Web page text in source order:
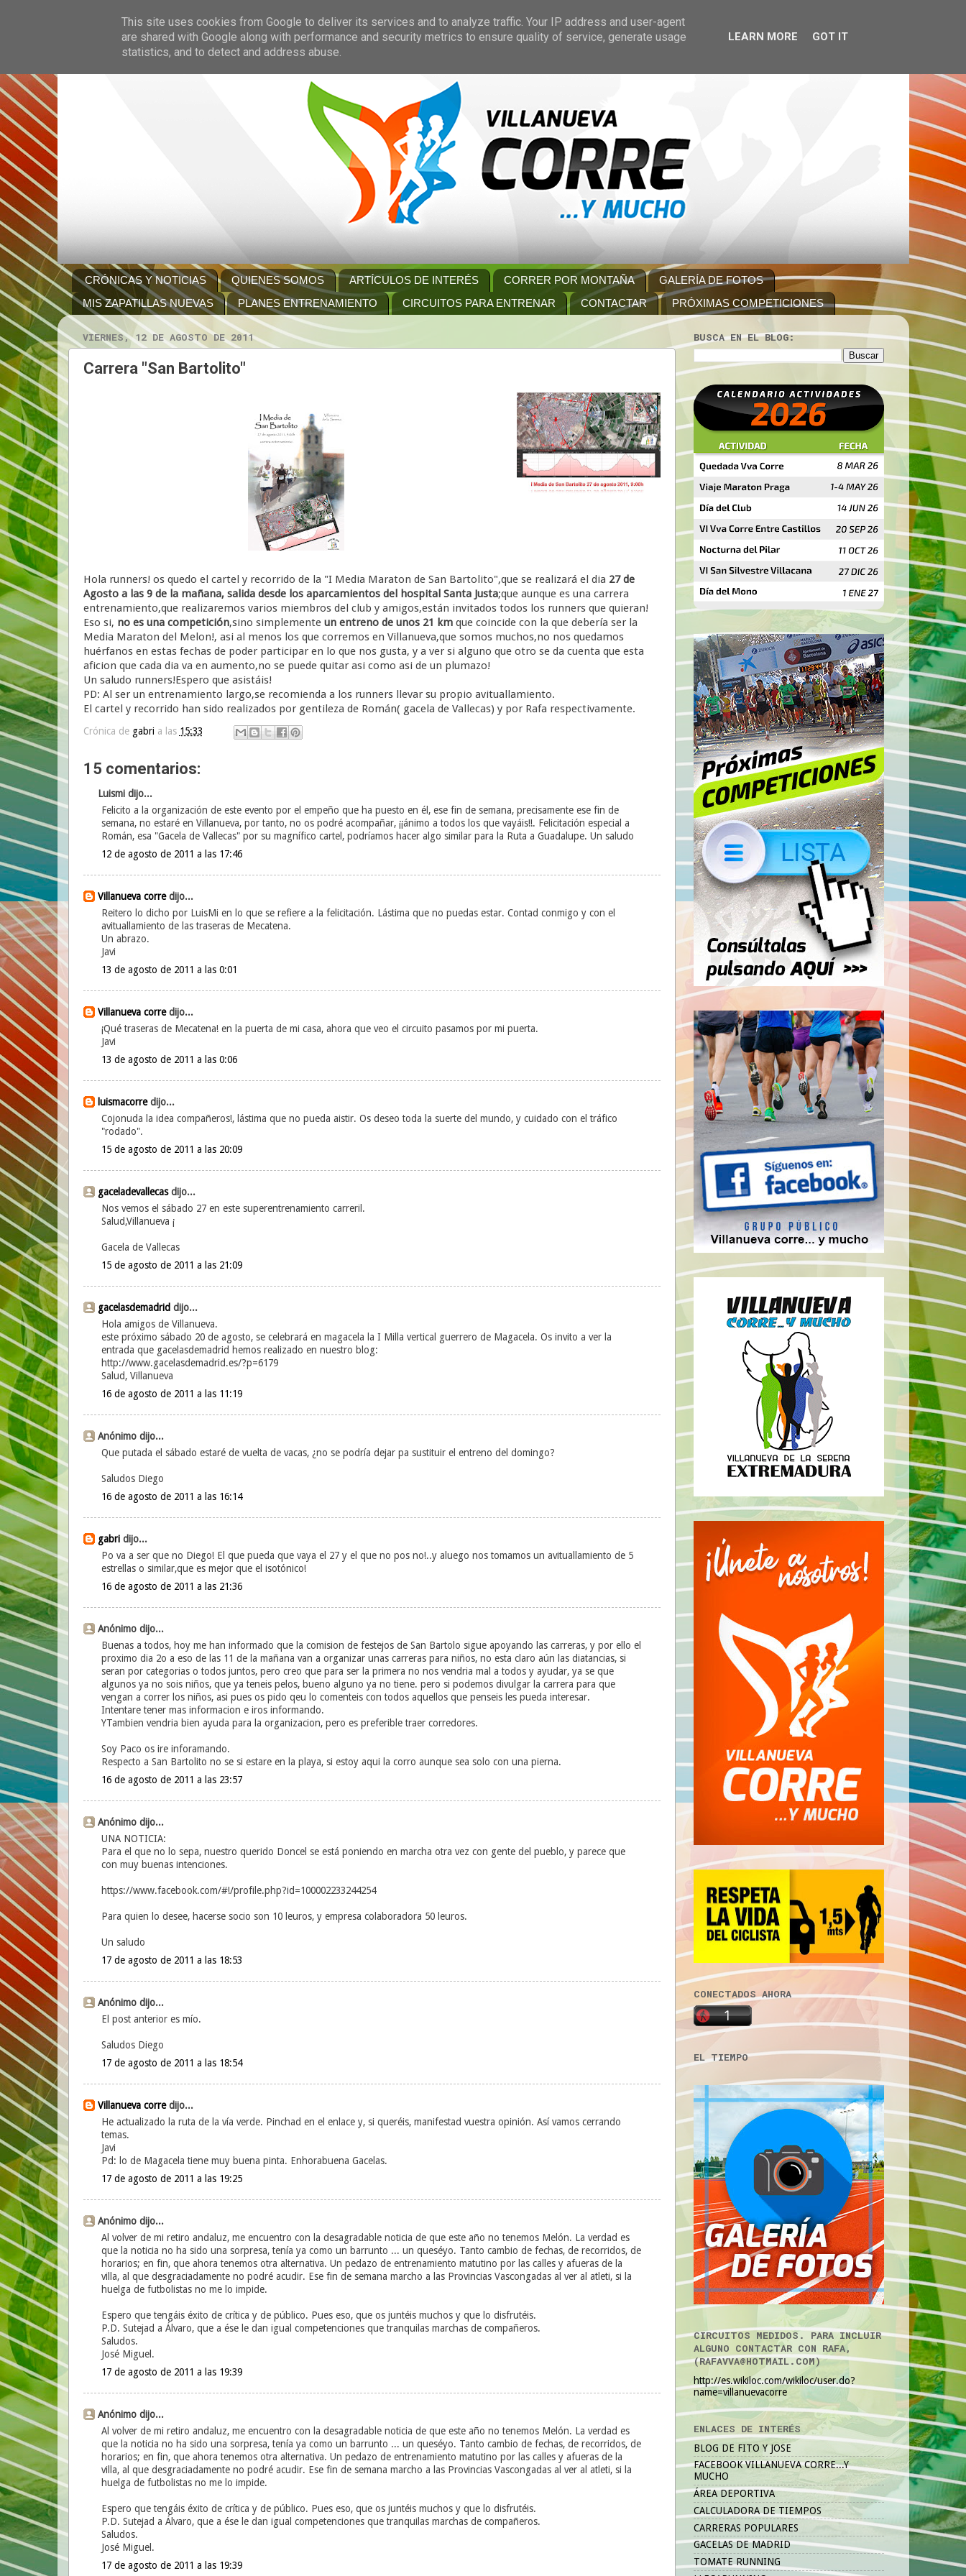
CRÓNICAS Y NOTICIAS QUIENES SOMOS ARTÍCULOS DE INTERÉS CORRER POR MONTAÑA
GALERÍA DE FOTOS
MIS ZAPATILLAS NUEVAS
PLANES ENTRENAMIENTO CIRCUITOS PARA ENTRENAR CONTACTAR PRÓXIMAS COMPETICIONES
VIERNES, 12 DE AGOSTO DE 2011
Carrera "San Bartolito"
Hola runners! os quedo el cartel y recorrido de la "I Media Maraton de San Bartolito",que se realizará el dia 27 de
Agosto a las 9 de la mañana, salida desde los aparcamientos del hospital Santa Justa;que aunque es una carrera
entrenamiento,que realizaremos varios miembros del club y amigos,están invitados todos los runners que quieran!
Eso si, no es una competición,sino simplemente un entreno de unos 21 km que coincide con la que debería ser la
Media Maraton del Melon!, asi al menos los que corremos en Villanueva,que somos muchos,no nos quedamos
huérfanos en estas fechas de poder participar en lo que nos gusta, y a ver si alguno que otro se da cuenta que esta
aficion que cada dia va en aumento,no se puede quitar asi como asi de un plumazo!
Un saludo runners!Espero que asistáis!
PD: Al ser un entrenamiento largo,se recomienda a los runners llevar su propio avituallamiento.
El cartel y recorrido han sido realizados por gentileza de Román( gacela de Vallecas) y por Rafa respectivamente.
Crónica de gabri a las 15:33
15 comentarios:
Luismi dijo...
Felicito a la organización de este evento por el empeño que ha puesto en él, ese fin de semana, precisamente ese fin de
semana, no estaré en Villanueva, por tanto, no os podré acompañar, ¡¡ánimo a todos los que vayáis!!. Felicitación especial a
Román, esa "Gacela de Vallecas" por su magnífico cartel, podríamos hacer algo similar para la Ruta a Guadalupe. Un saludo
12 de agosto de 2011 a las 17:46
Villanueva corredijo...
Reitero lo dicho por LuisMi en lo que se refiere a la felicitación. Lástima que no puedas estar. Contad conmigo y con el
avituallamiento de las traseras de Mecatena.
Un abrazo.
Javi
13 de agosto de 2011 a las 0:01
Villanueva corredijo...
¡Qué traseras de Mecatena! en la puerta de mi casa, ahora que veo el circuito pasamos por mi puerta.
Javi
13 de agosto de 2011 a las 0:06
luismacorredijo...
Cojonuda la idea compañeros!, lástima que no pueda aistir. Os deseo toda la suerte del mundo, y cuidado con el tráfico
"rodado".
15 de agosto de 2011 a las 20:09
gaceladevallecasdijo...
Nos vemos el sábado 27 en este superentrenamiento carreril.
Salud,Villanueva ¡
Gacela de Vallecas
15 de agosto de 2011 a las 21:09
gacelasdemadriddijo...
Hola amigos de Villanueva.
este próximo sábado 20 de agosto, se celebrará en magacela la I Milla vertical guerrero de Magacela. Os invito a ver la
entrada que gacelasdemadrid hemos realizado en nuestro blog:
http://www.gacelasdemadrid.es/?p=6179
Salud, Villanueva
16 de agosto de 2011 a las 11:19
Anónimo dijo...
Que putada el sábado estaré de vuelta de vacas, ¿no se podría dejar pa sustituir el entreno del domingo?
Saludos Diego
16 de agosto de 2011 a las 16:14
gabridijo...
Po va a ser que no Diego! El que pueda que vaya el 27 y el que no pos no!..y aluego nos tomamos un avituallamiento de 5
estrellas o similar,que es mejor que el isotónico!
16 de agosto de 2011 a las 21:36
Anónimo dijo...
Buenas a todos, hoy me han informado que la comision de festejos de San Bartolo sigue apoyando las carreras, y por ello el
proximo dia 2o a eso de las 11 de la mañana van a organizar unas carreras para niños, no esta claro aún las diatancias, si
seran por categorias o todos juntos, pero creo que para ser la primera no nos vendria mal a todos y ayudar, ya se que
algunos ya no sois niños, que ya teneis pelos, bueno alguno ya no tiene. pero si podemos divulgar la carrera para que
vengan a correr los niños, asi pues os pido qeu lo comenteis con todos aquellos que penseis les pueda interesar.
Intentare tener mas informacion e iros informando.
YTambien vendria bien ayuda para la organizacion, pero es preferible traer corredores.
Soy Paco os ire inforamando.
Respecto a San Bartolito no se si estare en la playa, si estoy aqui la corro aunque sea solo con una pierna.
16 de agosto de 2011 a las 23:57
Anónimo dijo...
UNA NOTICIA:
Para el que no lo sepa, nuestro querido Doncel se está poniendo en marcha otra vez con gente del pueblo, y parece que
con muy buenas intenciones.
https://www.facebook.com/#!/profile.php?id=100002233244254
Para quien lo desee, hacerse socio son 10 leuros, y empresa colaboradora 50 leuros.
Un saludo
17 de agosto de 2011 a las 18:53
Anónimo dijo...
El post anterior es mío.
Saludos Diego
17 de agosto de 2011 a las 18:54
Villanueva corredijo...
He actualizado la ruta de la vía verde. Pinchad en el enlace y, si queréis, manifestad vuestra opinión. Así vamos cerrando
temas.
Javi
Pd: lo de Magacela tiene muy buena pinta. Enhorabuena Gacelas.
17 de agosto de 2011 a las 19:25
Anónimo dijo...
Al volver de mi retiro andaluz, me encuentro con la desagradable noticia de que este año no tenemos Melón. La verdad es
que la noticia no ha sido una sorpresa, tenía ya como un barrunto ... un queséyo. Tanto cambio de fechas, de recorridos, de
horarios; en fin, que ahora tenemos otra alternativa. Un pedazo de entrenamiento matutino por las calles y afueras de la
villa, al que desgraciadamente no podré acudir. Ese fin de semana marcho a las Provincias Vascongadas al ver al atleti, si la
huelga de futbolistas no me lo impide.
Espero que tengáis éxito de crítica y de público. Pues eso, que os juntéis muchos y que lo disfrutéis.
P.D. Sutejad a Álvaro, que a ése le dan igual competenciones que tranquilas marchas de compañeros.
Saludos.
José Miguel.
17 de agosto de 2011 a las 19:39
Anónimo dijo...
Al volver de mi retiro andaluz, me encuentro con la desagradable noticia de que este año no tenemos Melón. La verdad es
que la noticia no ha sido una sorpresa, tenía ya como un barrunto ... un queséyo. Tanto cambio de fechas, de recorridos, de
horarios; en fin, que ahora tenemos otra alternativa. Un pedazo de entrenamiento matutino por las calles y afueras de la
villa, al que desgraciadamente no podré acudir. Ese fin de semana marcho a las Provincias Vascongadas al ver al atleti, si la
huelga de futbolistas no me lo impide.
Espero que tengáis éxito de crítica y de público. Pues eso, que os juntéis muchos y que lo disfrutéis.
P.D. Sutejad a Álvaro, que a ése le dan igual competenciones que tranquilas marchas de compañeros.
Saludos.
José Miguel.
17 de agosto de 2011 a las 19:39
BUSCA EN EL BLOG:
CONECTADOS AHORA
EL TIEMPO
CIRCUITOS MEDIDOS. PARA INCLUIR
ALGUNO CONTACTAR CON RAFA,
(RAFAVVA@HOTMAIL.COM)
http://es.wikiloc.com/wikiloc/user.do?
name=villanuevacorre
ENLACES DE INTERÉS
BLOG DE FITO Y JOSE
FACEBOOK VILLANUEVA CORRE...Y
MUCHO
ÁREA DEPORTIVA
CALCULADORA DE TIEMPOS
CARRERAS POPULARES
GACELAS DE MADRID
TOMATE RUNNING
This site uses cookies from Google to deliver its services and to analyze traffic. Your IP address and user-agent
are shared with Google along with performance and security metrics to ensure quality of service, generate usage
statistics, and to detect and address abuse.
LEARN MORE GOT IT